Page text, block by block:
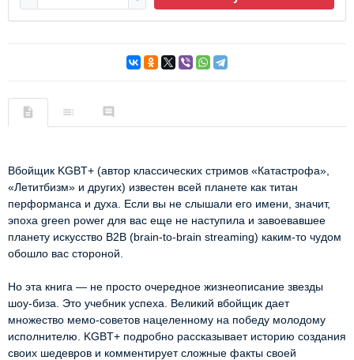
Вбойщик KGBT+ (автор классических стримов «Катастрофа»,
«Летитбизм» и других) известен всей планете как титан
перформанса и духа. Если вы не слышали его имени, значит,
эпоха green power для вас еще не наступила и завоевавшее
планету искусство B2B (brain-to-brain streaming) каким-то чудом
обошло вас стороной.
Но эта книга — не просто очередное жизнеописание звезды
шоу-биза. Это учебник успеха. Великий вбойщик дает
множество мемо-советов нацеленному на победу молодому
исполнителю. KGBT+ подробно рассказывает историю создания
своих шедевров и комментирует сложные факты своей